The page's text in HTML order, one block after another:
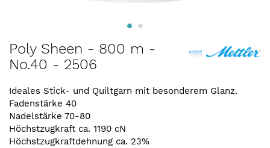
Zum
Anfang
der
springen
Poly Sheen - 800 m -
No.40 - 2506
Ideales Stick- und Quiltgarn mit besonderem Glanz.
Fadenstärke 40
Nadelstärke 70-80
Höchstzugkraft ca. 1190 cN
Höchstzugkraftdehnung ca. 23%